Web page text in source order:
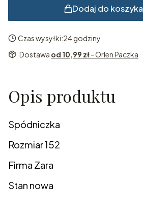
Dodaj do koszyka
Czas wysyłki:24 godziny
Dostawa od 10,99 zł- Orlen Paczka
Opis produktu
Spódniczka
Rozmiar 152
Firma Zara
Stan nowa